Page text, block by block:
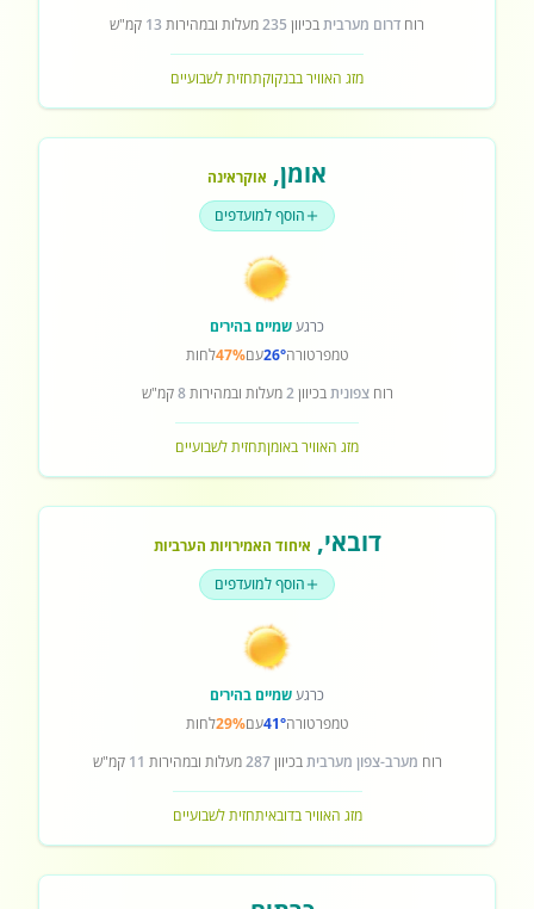
רוח דרום מערביתבכיוון 235מעלות ובמהירות 13 קמ"ש
מזג האוויר בבנקוקתחזית לשבועיים
אומן, אוקראינה
הוסף למועדפים
כרגעשמיים בהירים
טמפרטורה26°עם47%לחות
רוחצפוניתבכיוון2מעלות ובמהירות8קמ"ש
מזג האוויר באומןתחזית לשבועיים
דובאי, איחוד האמירויות הערביות
הוסף למועדפים
כרגעשמיים בהירים
טמפרטורה41°עם29%לחות
רוח מערב-צפון מערביתבכיוון287מעלות ובמהירות 11 קמ"ש
מזג האוויר בדובאיתחזית לשבועיים